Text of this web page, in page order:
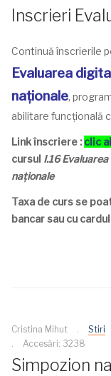
Inscrieri
Continuă înscrierile
Evaluarea
naționale,
abilitare funcțională
Link înscriere : clic
cursul I.16
naționale
Taxa de curs se
bancarsau cu
Cristina Mihut Stiri
Accesări: 3238
Simpozion